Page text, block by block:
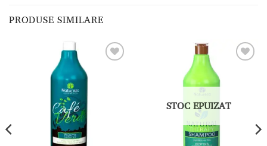
PRODUSE SIMILARE
STOC EPUIZAT